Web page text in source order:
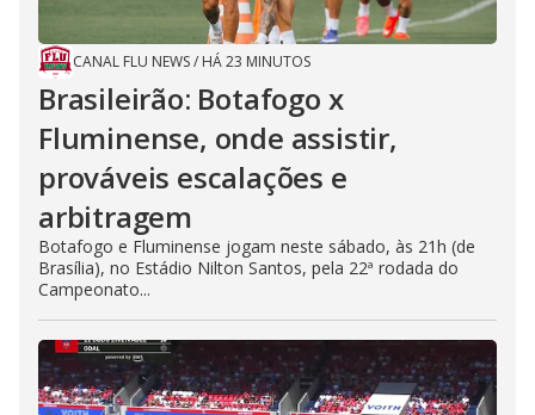
CANAL FLU NEWS/ HÁ 23 MINUTOS
Brasileirão: Botafogo x
Fluminense, onde assistir,
prováveis escalações e
arbitragem
Botafogo e Fluminense jogam neste sábado, às 21h (de
Brasília), no Estádio Nilton Santos, pela 22ª rodada do
Campeonato...